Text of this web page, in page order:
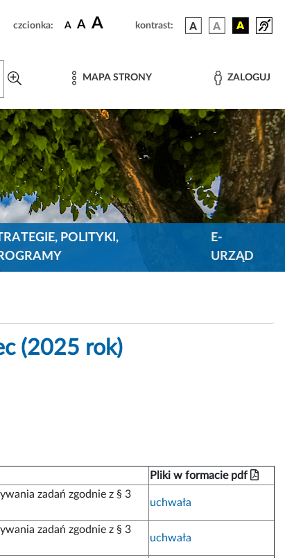
czcionka: A A A kontrast:
MAPA STRONY ZALOGUJ
POLITYKI,
E-
URZĄD
(2025 rok)
Pliki w formacie pdf
zadań zgodnie z § 3
uchwała
zadań zgodnie z § 3
uchwała